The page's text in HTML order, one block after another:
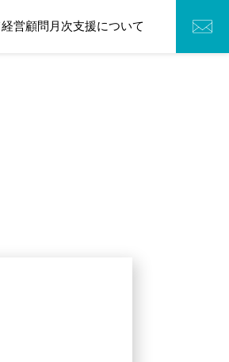
経営顧問月次支援について